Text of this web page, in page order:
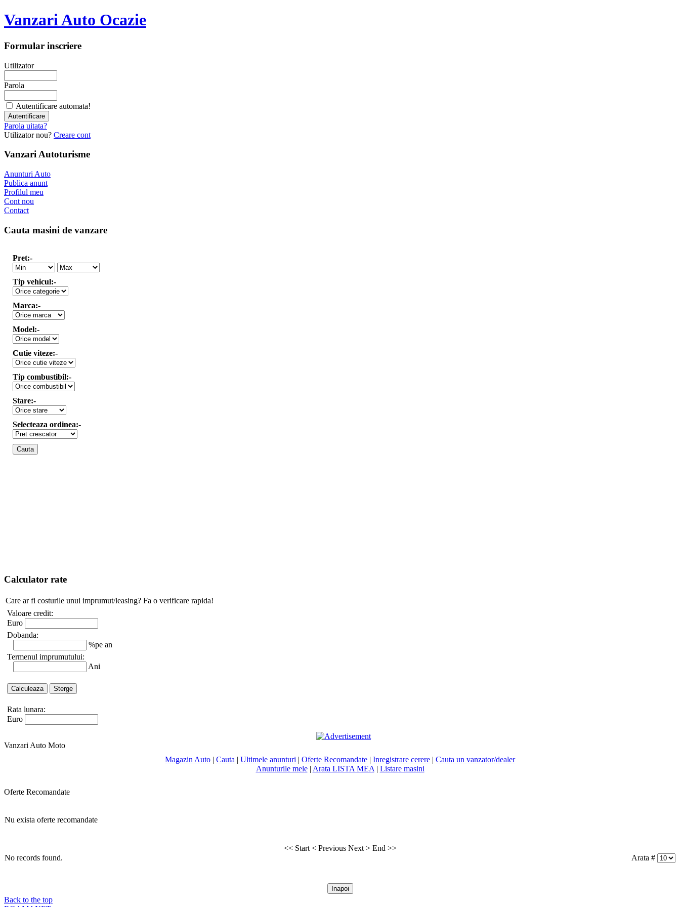
Vanzari Auto Ocazie
Formular inscriere
Utilizator
Parola
Autentificare automata!
Parola uitata?
Utilizator nou? Creare cont
Vanzari Autoturisme
Anunturi Auto
Publica anunt
Profilul meu
Cont nou
Contact
Cauta masini de vanzare
Pret:-
Tip vehicul:-
Marca:-
Model:-
Cutie viteze:-
Tip combustibil:-
Stare:-
Selecteaza ordinea:-
Calculator rate
Care ar fi costurile unui imprumut/leasing? Fa o verificare rapida!
Valoare credit:
Euro
Dobanda:
%pe an
Termenul imprumutului:
Ani
Rata lunara:
Euro
Vanzari Auto Moto
Magazin Auto | Cauta | Ultimele anunturi | Oferte Recomandate | Inregistrare cerere | Cauta un vanzator/dealer
Anunturile mele| Arata LISTA MEA | Listare masini
Oferte Recomandate
Nu exista oferte recomandate
<< Start < Previous Next > End >>
No records found.
Arata #
Back to the top